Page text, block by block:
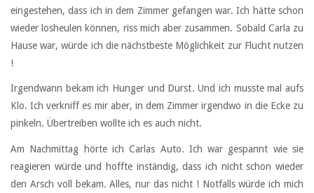
eingestehen, dass ich in dem Zimmer gefangen war. Ich hätte schon
wieder losheulen können, riss mich aber zusammen. Sobald Carla zu
Hause war, würde ich die nächstbeste Möglichkeit zur Flucht nutzen
!
Irgendwann bekam ich Hunger und Durst. Und ich musste mal aufs
Klo. Ich verkniff es mir aber, in dem Zimmer irgendwo in die Ecke zu
pinkeln. Übertreiben wollte ich es auch nicht.
Am Nachmittag hörte ich Carlas Auto. Ich war gespannt wie sie
reagieren würde und hoffte inständig, dass ich nicht schon wieder
den Arsch voll bekam. Alles, nur das nicht ! Notfalls würde ich mich